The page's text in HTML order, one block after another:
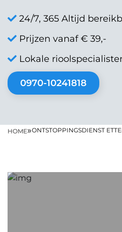
24/7, 365 Altijd
Prijzen vanaf € 39,-
Lokale
0970-10241818
HOME»ONTSTOPPINGSDIENST